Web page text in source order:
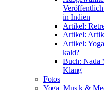
in Indien
Artikel:
Artikel:
Artikel:
kald?
Buch: Nada
Klang
Fotos
Yoga, Musik &